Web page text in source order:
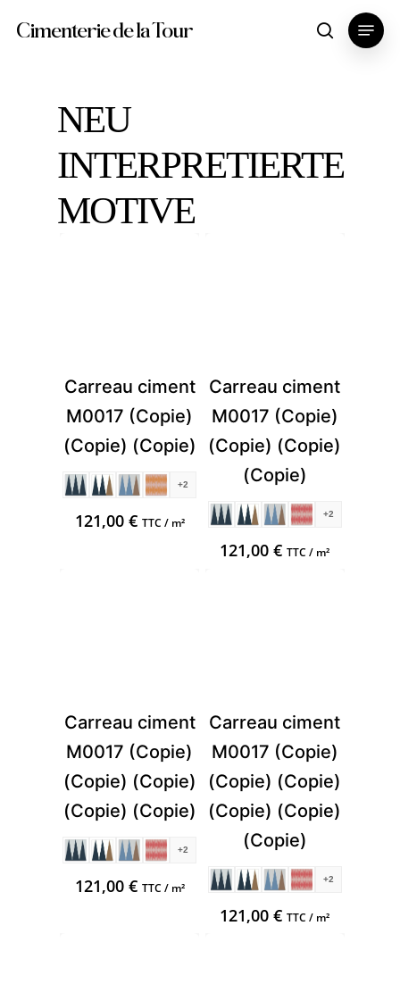
content
Cimenterie de la Tour search
Menu
NEU
INTERPRETIERTE
MOTIVE
Carreau ciment
M0017 (Copie)
(Copie) (Copie)
+2
121,00 € TTC / m²
Carreau ciment
M0017 (Copie)
(Copie) (Copie)
(Copie)
+2
121,00€ TTC / m²
Carreau ciment
M0017 (Copie)
(Copie) (Copie)
(Copie) (Copie)
+2
121,00 € TTC / m²
Carreau ciment
M0017 (Copie)
(Copie) (Copie)
(Copie) (Copie)
(Copie)
+2
121,00€ TTC / m²